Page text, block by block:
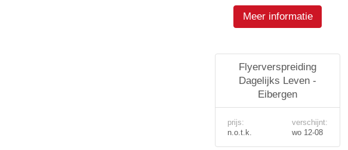
Meer informatie
Flyerverspreiding
Dagelijks Leven -
Eibergen
prijs:
n.o.t.k.
verschijnt:
wo 12-08